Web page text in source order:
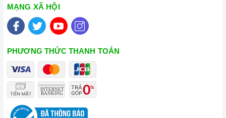
MẠNG XÃ HỘI
PHƯƠNG THỨC THANH TOÁN